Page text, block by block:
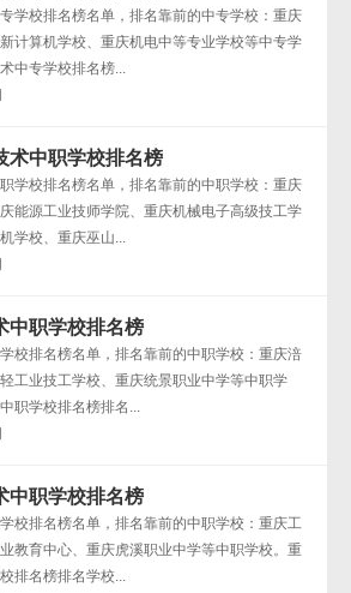
学校排名榜名单，排名靠前的中专学校：重庆
计算机学校、重庆机电中等专业学校等中专学
中专学校排名榜...
术中职学校排名榜
学校排名榜名单，排名靠前的中职学校：重庆
能源工业技师学院、重庆机械电子高级技工学
学校、重庆巫山...
中职学校排名榜
校排名榜名单，排名靠前的中职学校：重庆涪
工业技工学校、重庆统景职业中学等中职学
职学校排名榜排名...
中职学校排名榜
校排名榜名单，排名靠前的中职学校：重庆工
教育中心、重庆虎溪职业中学等中职学校。重
排名榜排名学校...